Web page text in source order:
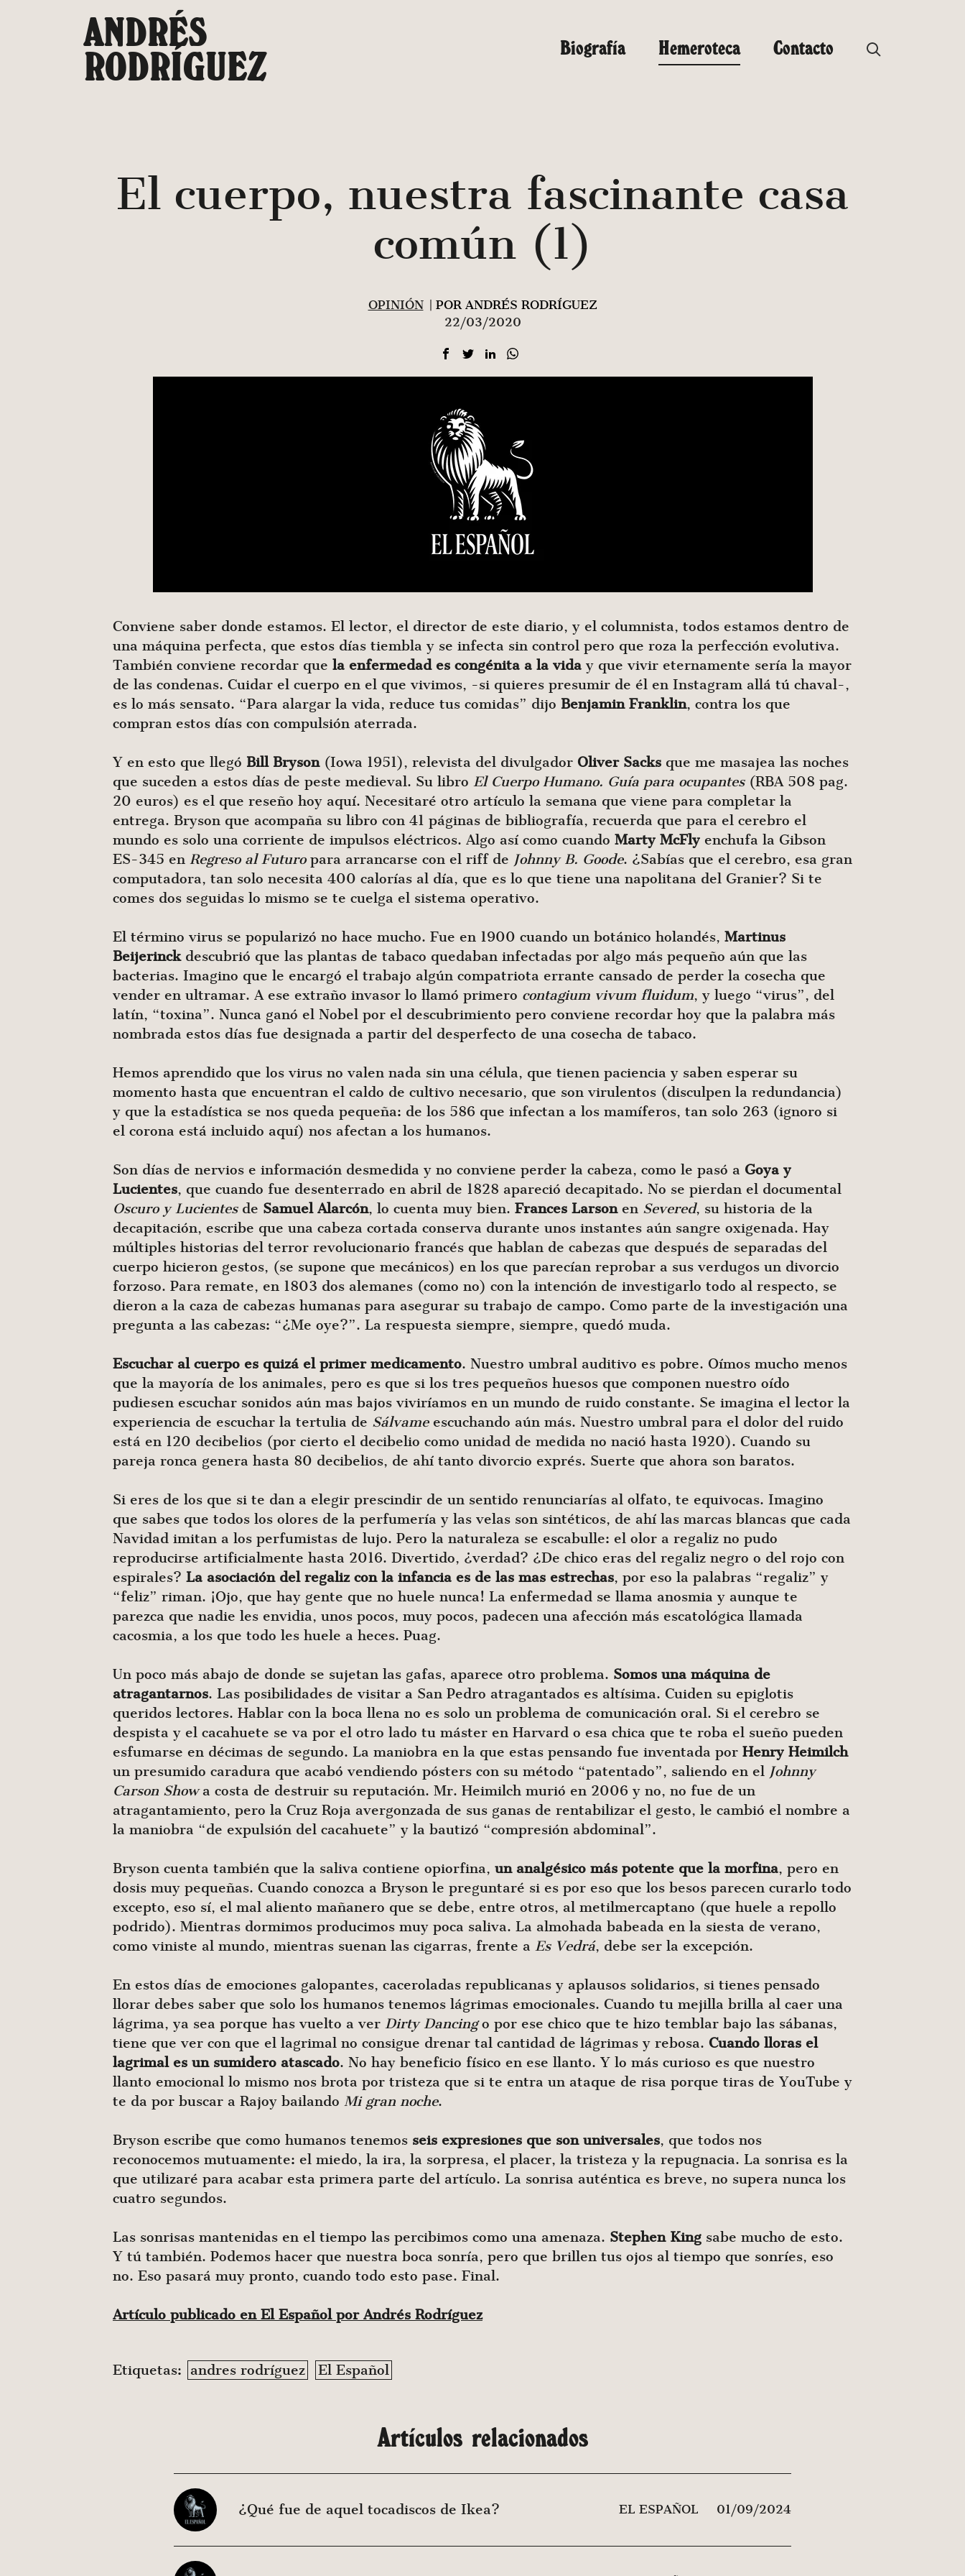
ANDRÉS
RODRÍGUEZ Biografía Hemeroteca Contacto
El cuerpo, nuestra fascinante casa
común (1)
OPINIÓN
| POR ANDRÉS RODRÍGUEZ
22/03/2020
Conviene saber donde estamos. El lector, el director de este diario, y el columnista, todos estamos dentro de
una máquina perfecta, que estos días tiembla y se infecta sin control pero que roza la perfección evolutiva.
También conviene recordar que la enfermedad es congénita a la vida y que vivir eternamente sería la mayor
de las condenas. Cuidar el cuerpo en el que vivimos, -si quieres presumir de él en Instagram allá tú chaval-,
es lo más sensato. “Para alargar la vida, reduce tus comidas” dijo Benjamin Franklin, contra los que
compran estos días con compulsión aterrada.
Y en esto que llegó Bill Bryson(Iowa 1951), relevista del divulgador Oliver Sacks que me masajea las noches
que suceden a estos días de peste medieval. Su libro El Cuerpo Humano. Guía para ocupantes(RBA 508 pag.
20 euros) es el que reseño hoy aquí. Necesitaré otro artículo la semana que viene para completar la
entrega. Bryson que acompaña su libro con 41 páginas de bibliografía, recuerda que para el cerebro el
mundo es solo una corriente de impulsos eléctricos. Algo así como cuando Marty McFly enchufa la Gibson
ES-345 en Regreso al Futuropara arrancarse con el riff de Johnny B. Goode. ¿Sabías que el cerebro, esa gran
computadora, tan solo necesita 400 calorías al día, que es lo que tiene una napolitana del Granier? Si te
comes dos seguidas lo mismo se te cuelga el sistema operativo.
El término virus se popularizó no hace mucho. Fue en 1900 cuando un botánico holandés, Martinus
Beijerinck descubrió que las plantas de tabaco quedaban infectadas por algo más pequeño aún que las
bacterias. Imagino que le encargó el trabajo algún compatriota errante cansado de perder la cosecha que
vender en ultramar. A ese extraño invasor lo llamó primero contagium vivum fluidum, y luego “virus”, del
latín, “toxina”. Nunca ganó el Nobel por el descubrimiento pero conviene recordar hoy que la palabra más
nombrada estos días fue designada a partir del desperfecto de una cosecha de tabaco.
Hemos aprendido que los virus no valen nada sin una célula, que tienen paciencia y saben esperar su
momento hasta que encuentran el caldo de cultivo necesario, que son virulentos (disculpen la redundancia)
y que la estadística se nos queda pequeña: de los 586 que infectan a los mamíferos, tan solo 263 (ignoro si
el corona está incluido aquí) nos afectan a los humanos.
Son días de nervios e información desmedida y no conviene perder la cabeza, como le pasó a Goya y
Lucientes, que cuando fue desenterrado en abril de 1828 apareció decapitado. No se pierdan el documental
Oscuro y Lucientesde Samuel Alarcón, lo cuenta muy bien. Frances Larson en Severed, su historia de la
decapitación, escribe que una cabeza cortada conserva durante unos instantes aún sangre oxigenada. Hay
múltiples historias del terror revolucionario francés que hablan de cabezas que después de separadas del
cuerpo hicieron gestos, (se supone que mecánicos) en los que parecían reprobar a sus verdugos un divorcio
forzoso. Para remate, en 1803 dos alemanes (como no) con la intención de investigarlo todo al respecto, se
dieron a la caza de cabezas humanas para asegurar su trabajo de campo. Como parte de la investigación una
pregunta a las cabezas: “¿Me oye?”. La respuesta siempre, siempre, quedó muda.
Escuchar al cuerpo es quizá el primer medicamento. Nuestro umbral auditivo es pobre. Oímos mucho menos
que la mayoría de los animales, pero es que si los tres pequeños huesos que componen nuestro oído
pudiesen escuchar sonidos aún mas bajos viviríamos en un mundo de ruido constante. Se imagina el lector la
experiencia de escuchar la tertulia de Sálvameescuchando aún más. Nuestro umbral para el dolor del ruido
está en 120 decibelios (por cierto el decibelio como unidad de medida no nació hasta 1920). Cuando su
pareja ronca genera hasta 80 decibelios, de ahí tanto divorcio exprés. Suerte que ahora son baratos.
Si eres de los que si te dan a elegir prescindir de un sentido renunciarías al olfato, te equivocas. Imagino
que sabes que todos los olores de la perfumería y las velas son sintéticos, de ahí las marcas blancas que cada
Navidad imitan a los perfumistas de lujo. Pero la naturaleza se escabulle: el olor a regaliz no pudo
reproducirse artificialmente hasta 2016. Divertido, ¿verdad? ¿De chico eras del regaliz negro o del rojo con
espirales? La asociación del regaliz con la infancia es de las mas estrechas, por eso la palabras “regaliz” y
“feliz” riman. ¡Ojo, que hay gente que no huele nunca! La enfermedad se llama anosmia y aunque te
parezca que nadie les envidia, unos pocos, muy pocos, padecen una afección más escatológica llamada
cacosmia, a los que todo les huele a heces. Puag.
Un poco más abajo de donde se sujetan las gafas, aparece otro problema. Somos una máquina de
atragantarnos. Las posibilidades de visitar a San Pedro atragantados es altísima. Cuiden su epiglotis
queridos lectores. Hablar con la boca llena no es solo un problema de comunicación oral. Si el cerebro se
despista y el cacahuete se va por el otro lado tu máster en Harvard o esa chica que te roba el sueño pueden
esfumarse en décimas de segundo. La maniobra en la que estas pensando fue inventada por Henry Heimilch
un presumido caradura que acabó vendiendo pósters con su método “patentado”, saliendo en el Johnny
Carson Showa costa de destruir su reputación. Mr. Heimilch murió en 2006 y no, no fue de un
atragantamiento, pero la Cruz Roja avergonzada de sus ganas de rentabilizar el gesto, le cambió el nombre a
la maniobra “de expulsión del cacahuete” y la bautizó “compresión abdominal”.
Bryson cuenta también que la saliva contiene opiorfina, un analgésico más potente que la morfina, pero en
dosis muy pequeñas. Cuando conozca a Bryson le preguntaré si es por eso que los besos parecen curarlo todo
excepto, eso sí, el mal aliento mañanero que se debe, entre otros, al metilmercaptano (que huele a repollo
podrido). Mientras dormimos producimos muy poca saliva. La almohada babeada en la siesta de verano,
como viniste al mundo, mientras suenan las cigarras, frente a Es Vedrá, debe ser la excepción.
En estos días de emociones galopantes, caceroladas republicanas y aplausos solidarios, si tienes pensado
llorar debes saber que solo los humanos tenemos lágrimas emocionales. Cuando tu mejilla brilla al caer una
lágrima, ya sea porque has vuelto a ver Dirty Dancingo por ese chico que te hizo temblar bajo las sábanas,
tiene que ver con que el lagrimal no consigue drenar tal cantidad de lágrimas y rebosa. Cuando lloras el
lagrimal es un sumidero atascado. No hay beneficio físico en ese llanto. Y lo más curioso es que nuestro
llanto emocional lo mismo nos brota por tristeza que si te entra un ataque de risa porque tiras de YouTube y
te da por buscar a Rajoy bailando Mi gran noche.
Bryson escribe que como humanos tenemos seis expresiones que son universales, que todos nos
reconocemos mutuamente: el miedo, la ira, la sorpresa, el placer, la tristeza y la repugnacia. La sonrisa es la
que utilizaré para acabar esta primera parte del artículo. La sonrisa auténtica es breve, no supera nunca los
cuatro segundos.
Las sonrisas mantenidas en el tiempo las percibimos como una amenaza. Stephen King sabe mucho de esto.
Y tú también. Podemos hacer que nuestra boca sonría, pero que brillen tus ojos al tiempo que sonríes, eso
no. Eso pasará muy pronto, cuando todo esto pase. Final.
Artículo publicado en El Español por Andrés Rodríguez
Etiquetas: andres rodríguez El Español
Artículos relacionados
¿Qué fue de aquel tocadiscos de Ikea? EL ESPAÑOL 01/09/2024